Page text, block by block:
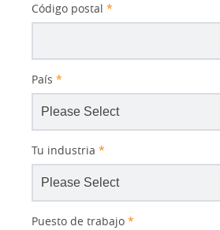
Código postal *
País *
Tu industria *
Puesto de trabajo *